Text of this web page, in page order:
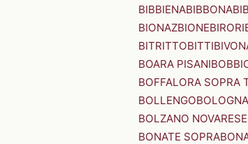
BIBBIENABIBBONA
BIONAZBIONEBIRORI
BITRITTOBITTI
BOARA PISANI
BOFFALORA SOPRA
BOLLENGOBOLOGNA
BOLZANO NOVARESE
BONATE SOPRA